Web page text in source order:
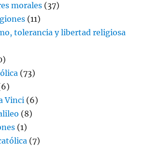
morales (37)
(11)
tolerancia y libertad religiosa
(73)
Vinci (6)
(8)
(1)
(7)